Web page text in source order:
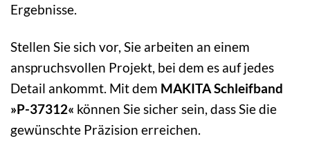
Ergebnisse.
Stellen Sie sich vor, Sie arbeiten an einem
anspruchsvollen Projekt, bei dem es auf jedes
Detail ankommt. Mit dem MAKITA Schleifband
»P-37312« können Sie sicher sein, dass Sie die
gewünschte Präzision erreichen.